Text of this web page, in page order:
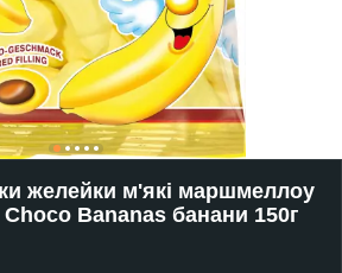
желейки м'які маршмеллоу
Bananas банани 150г